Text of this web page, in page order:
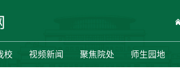
校 视频新闻 聚焦院处 师生园地